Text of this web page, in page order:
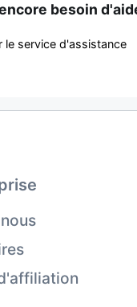
besoin
le service d'assistance